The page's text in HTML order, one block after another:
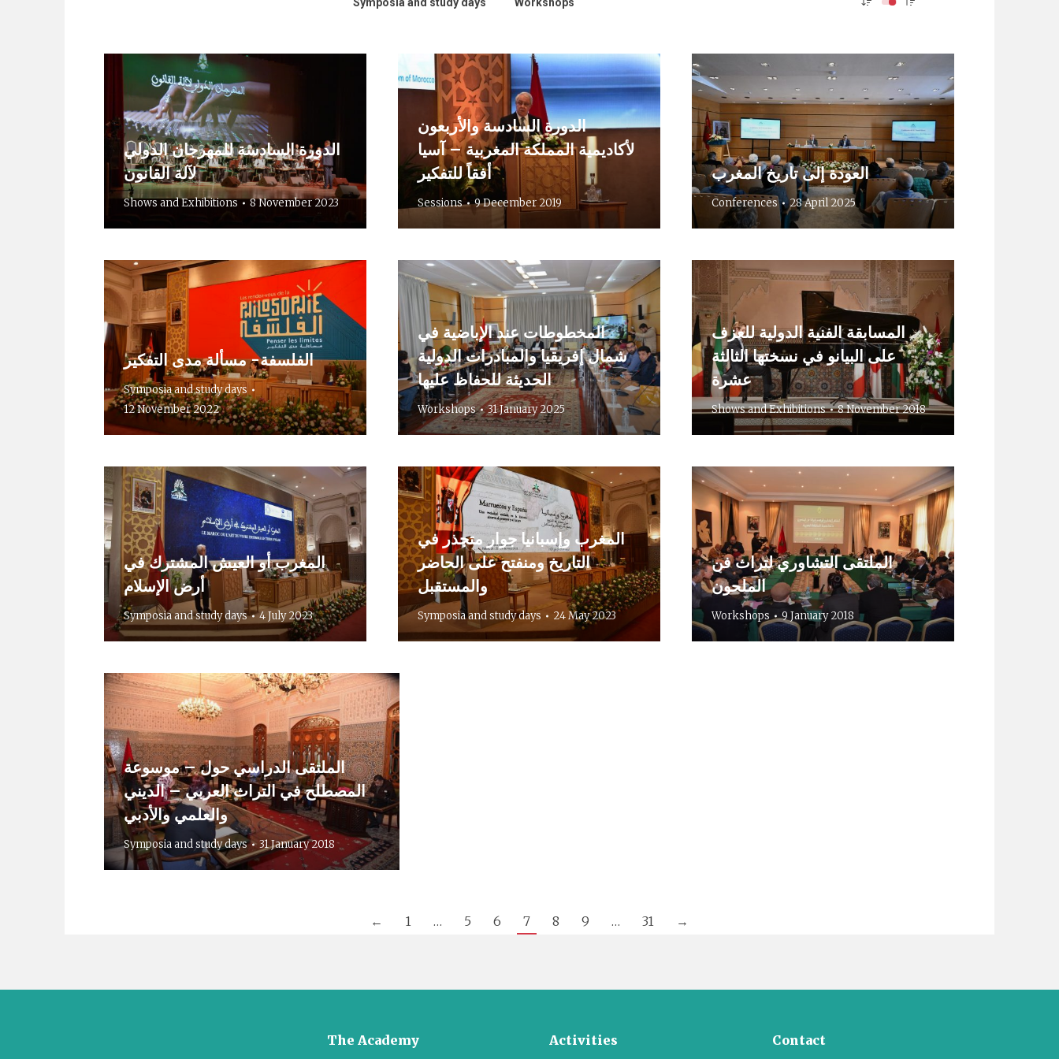
الدورة السادسة للمهرجان الدولي
لآلة القانون
Shows and Exhibitions 8 November 2023
الدورة السادسة والأربعون
لأكاديمية المملكة المغربية – آسيا
أفقاً للتفكير
Sessions 9 December 2019
العودة إلى تاريخ المغرب
Conferences 28 April 2025
الفلسفة- مسألة مدى التفكير
Symposia and study days
12 November 2022
المخطوطات عند الإباضية في
شمال إفريقيا والمبادرات الدولية
الحديثة للحفاظ عليها
Workshops 31 January 2025
المسابقة الفنية الدولية للعزف
على البيانو في نسختها الثالثة
عشرة
Shows and Exhibitions 8 November 2018
المغرب أو العيش المشترك في
أرض الإسلام
Symposia and study days 4 July 2023
المغرب وإسبانيا جوار متجذر في
التاريخ ومنفتح على الحاضر
والمستقبل
Symposia and study days 24 May 2023
الملتقى التشاوري لتراث فن
الملحون
Workshops 9 January 2018
الملتقى الدراسي حول – موسوعة
المصطلح في التراث العربي – الديني
والعلمي والأدبي
Symposia and study days 31 January 2018
← 1 … 5 6 7 8 9 … 31 →
The Academy Activities Contact